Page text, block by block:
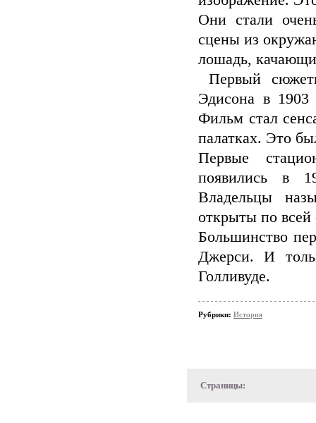
Они стали
сцены из
лошадь,
Первый
Эдисона в 1903
Фильм стал
палатках. Это
Первые
появились в
Владельцы
открыты по всей
Большинство
Джерси. И
Голливуде.
Рубрики: История
Страницы: